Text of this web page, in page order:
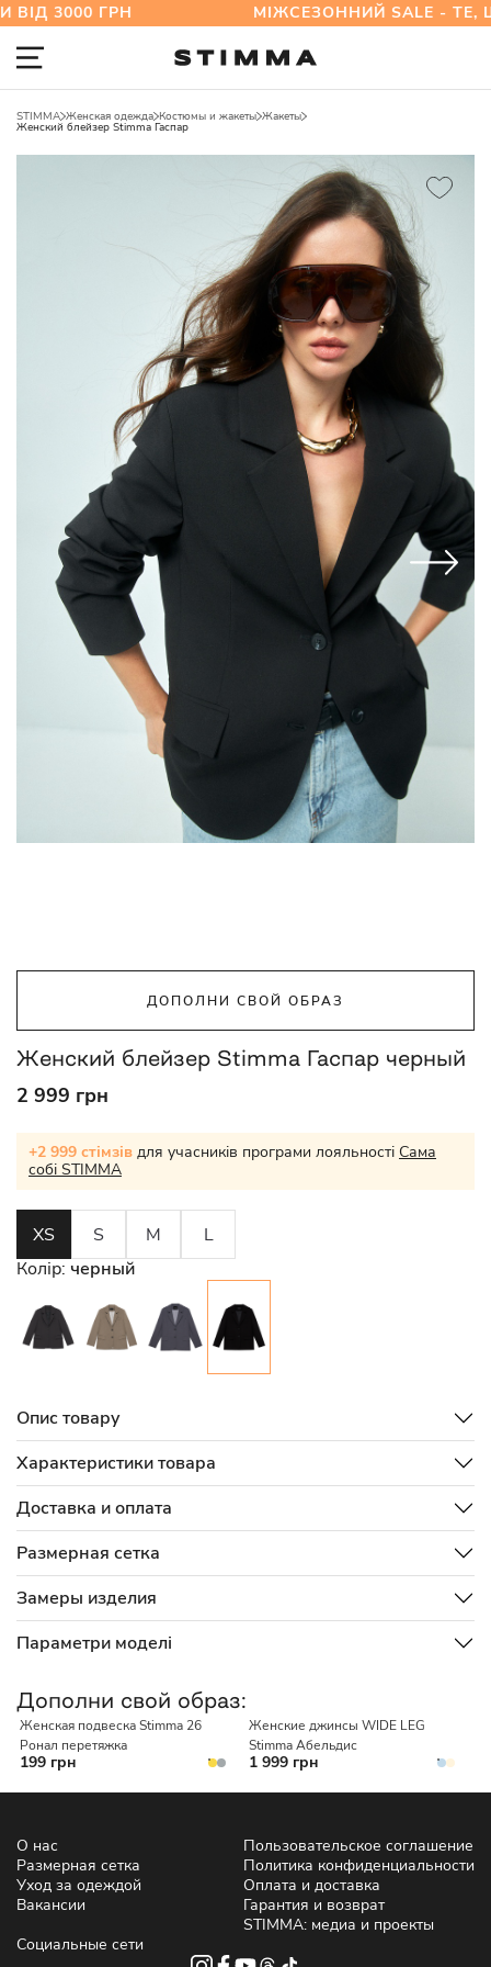
ВІД 3000 ГРН МІЖСЕЗОННИЙ SALE - ТЕ,
STIMMA Женская одежда Костюмы и жакеты Жакеты
Женский блейзер Stimma Гаспар
ДОПОЛНИ СВОЙ ОБРАЗ
Женский блейзер Stimma Гаспар черный
2 999 грн
+2 999 стімзів для учасників програми лояльності Сама
собі STIMMA
XS S M
L
Колір: черный
Опис товару
Характеристики товара
Доставка и оплата
Размерная сетка
Замеры изделия
Параметри моделі
Дополни свой образ:
Женская подвеска Stimma 26
Ронал перетяжка
199 грн
Женские джинсы WIDE LEG
Stimma Абельдис
1 999 грн
О нас
Размерная сетка
Уход за одеждой
Вакансии
Пользовательское соглашение
Политика конфиденциальности
Оплата и доставка
Гарантия и возврат
STIMMA: медиа и проекты
Социальные сети